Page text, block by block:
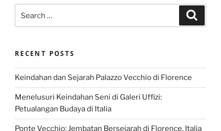
for:
RECENT POSTS
Keindahan dan Sejarah Palazzo Vecchio di Florence
Menelusuri Keindahan Seni di Galeri Uffizi:
Petualangan Budaya di Italia
Ponte Vecchio: Jembatan Bersejarah di Florence, Italia